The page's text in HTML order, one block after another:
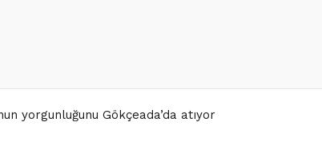
yorgunluğunu Gökçeada’da atıyor